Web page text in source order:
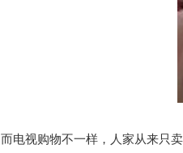
而电视购物不一样，人家从来只